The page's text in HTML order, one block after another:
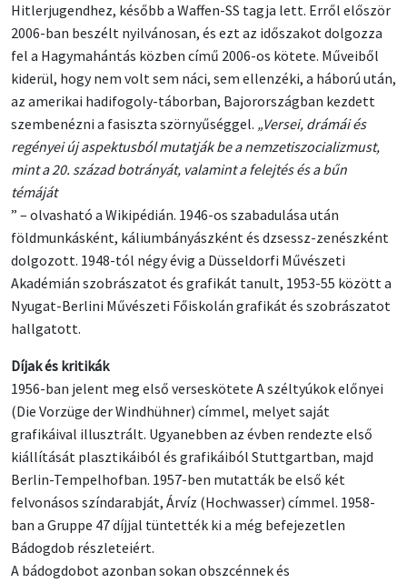
Hitlerjugendhez, később a Waffen-SS tagja lett. Erről először
2006-ban beszélt nyilvánosan, és ezt az időszakot dolgozza
fel a Hagymahántás közben című 2006-os kötete. Műveiből
kiderül, hogy nem volt sem náci, sem ellenzéki, a háború után,
az amerikai hadifogoly-táborban, Bajorországban kezdett
szembenézni a fasiszta szörnyűséggel. „Versei, drámái és
regényei új aspektusból mutatják be a nemzetiszocializmust,
mint a 20. század botrányát, valamint a felejtés és a bűn
témáját
” – olvasható a Wikipédián. 1946-os szabadulása után
földmunkásként, káliumbányászként és dzsessz-zenészként
dolgozott. 1948-tól négy évig a Düsseldorfi Művészeti
Akadémián szobrászatot és grafikát tanult, 1953-55 között a
Nyugat-Berlini Művészeti Főiskolán grafikát és szobrászatot
hallgatott.
Díjak és kritikák
1956-ban jelent meg első verseskötete A széltyúkok előnyei
(Die Vorzüge der Windhühner) címmel, melyet saját
grafikáival illusztrált. Ugyanebben az évben rendezte első
kiállítását plasztikáiból és grafikáiból Stuttgartban, majd
Berlin-Tempelhofban. 1957-ben mutatták be első két
felvonásos színdarabját, Árvíz (Hochwasser) címmel. 1958-
ban a Gruppe 47 díjjal tüntették ki a még befejezetlen
Bádogdob részleteiért.
A bádogdobot azonban sokan obszcénnek és